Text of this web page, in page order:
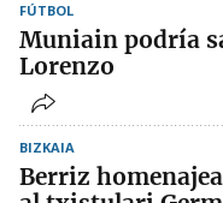
FÚTBOL
Muniain podría
Lorenzo
BIZKAIA
Berriz